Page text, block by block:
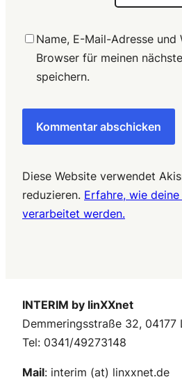
Name, E-Mail-Adresse und
Browser für meinen
speichern.
Diese Website verwendet
reduzieren. Erfahre, wie
verarbeitet werden.
INTERIM by linXXnet
Demmeringsstraße 32, 04177
Tel: 0341/49273148
Mail: interim (at) linxxnet.de